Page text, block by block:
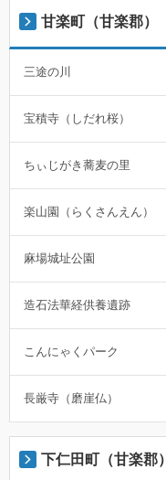
甘楽町（甘楽郡）
三途の川
宝積寺（しだれ桜）
ちぃじがき蕎麦の里
楽山園（らくさんえん）
麻場城址公園
造石法華経供養遺跡
こんにゃくパーク
長厳寺（磨崖仏）
下仁田町（甘楽郡）